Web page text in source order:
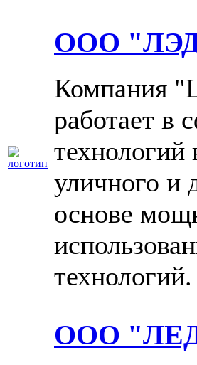
ООО "ЛЭД
Компания
работает в
уличного и
основе
технологий.
ООО